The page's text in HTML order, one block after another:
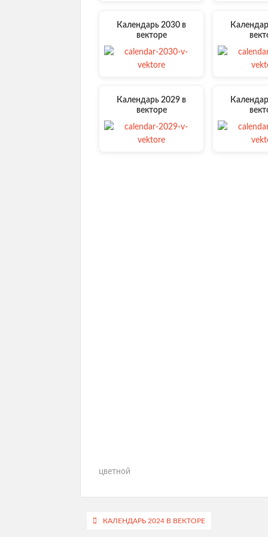
Календарь 2030 в
векторе
Календарь 2029 в
векторе
цветной
Навигация
КАЛЕНДАРЬ 2024 В ВЕКТОРЕ